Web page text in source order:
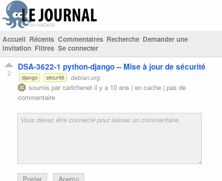
Accueil Récents Commentaires Recherche Demander une
invitation Filtres Se connecter
2
DSA-3622-1 python-django -- Mise à jour de sécurité
django sécurité debian.org
soumis parcarlchenet il y a 10 ans | en cache | pas de
commentaire
Poster Aperçu